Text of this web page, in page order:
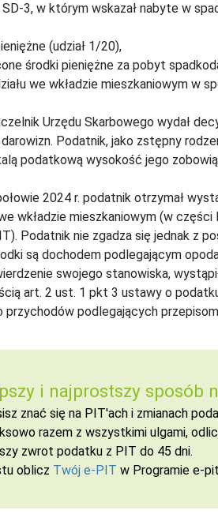
3, w którym wskazał nabyte w
(udział 1/20),
środki pieniężne za pobyt
we wkładzie mieszkaniowym w
Urzędu Skarbowego wydał
Podatnik, jako zstępny
podatkową wysokość jego
2024 r. podatnik otrzymał
wkładzie mieszkaniowym (w
Podatnik nie zgadza się jednak z
są dochodem podlegającym
swojego stanowiska,
art. 2 ust. 1 pkt 3 ustawy o
przychodów podlegających
i najprostszy sposób
znać się na PIT'ach i zmianach
razem z wszystkimi ulgami,
zwrot podatku z PIT do 45 dni.
oblicz Twój e-PIT w Programie e-